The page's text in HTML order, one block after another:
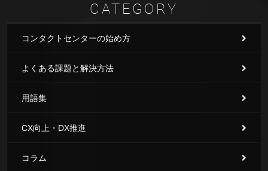
CATEGORY
コンタクトセンターの始め方
よくある課題と解決方法
用語集
CX向上・DX推進
コラム